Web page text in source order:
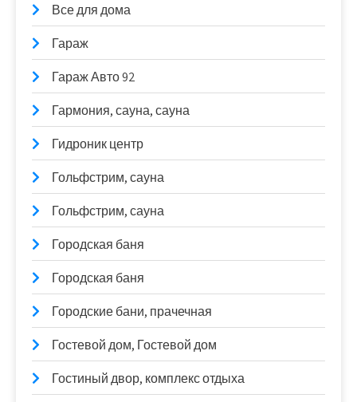
Все для дома
Гараж
Гараж Авто 92
Гармония, сауна, сауна
Гидроник центр
Гольфстрим, сауна
Гольфстрим, сауна
Городская баня
Городская баня
Городские бани, прачечная
Гостевой дом, Гостевой дом
Гостиный двор, комплекс отдыха